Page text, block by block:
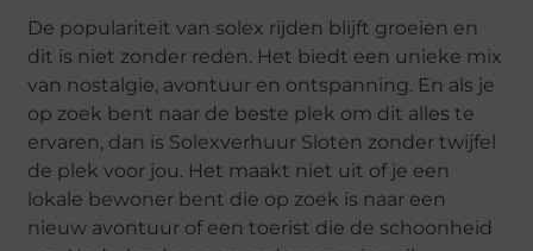
De populariteit van solex rijden blijft groeien en
dit is niet zonder reden. Het biedt een unieke mix
van nostalgie, avontuur en ontspanning. En als je
op zoek bent naar de beste plek om dit alles te
ervaren, dan is Solexverhuur Sloten zonder twijfel
de plek voor jou. Het maakt niet uit of je een
lokale bewoner bent die op zoek is naar een
nieuw avontuur of een toerist die de schoonheid